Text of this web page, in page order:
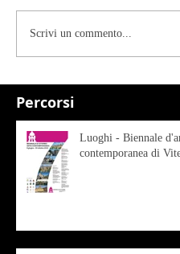
Percorsi
Scrivi un commento...
Luoghi - Biennale
contemporanea di